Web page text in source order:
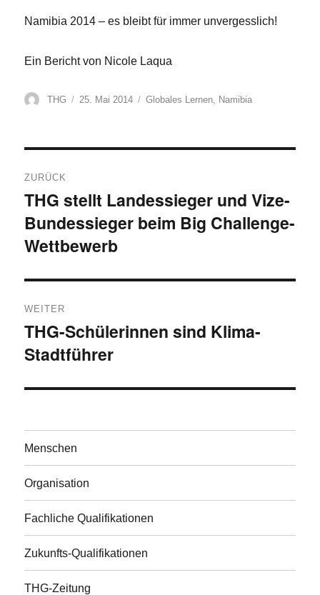
Namibia 2014 – es bleibt für immer unvergesslich!
Ein Bericht von Nicole Laqua
Autor
THG
Veröffentlicht
25. Mai 2014 Kategorien
Globales Lernen, Namibia
ZURÜCK
Vorheriger
Beitrag:
THG stellt Landessieger und Vize-
Bundessieger beim Big Challenge-
Wettbewerb
WEITER
Nächster
Beitrag:
THG-Schülerinnen sind Klima-
Stadtführer
Menschen
Organisation
Fachliche Qualifikationen
Zukunfts-Qualifikationen
THG-Zeitung